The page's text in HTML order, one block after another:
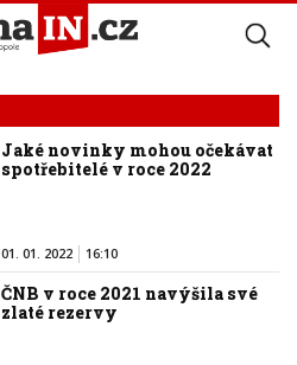
Jaké novinky mohou očekávat
spotřebitelé v roce 2022
01. 01. 2022 16:10
ČNB v roce 2021 navýšila své
zlaté rezervy